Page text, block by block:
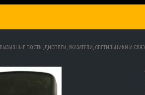
ВЫЗЫВНЫЕ ПОСТЫ, ДИСПЛЕИ, УКАЗАТЕЛИ, СВЕТИЛЬНИКИ И